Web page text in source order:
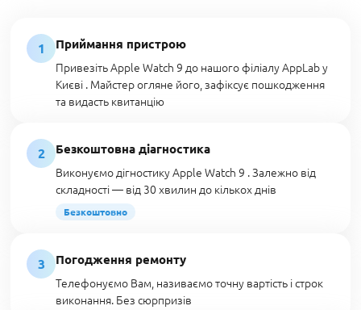
1
Приймання пристрою
Привезіть Apple Watch 9 до нашого філіалу AppLab у
Києві . Майстер огляне його, зафіксує пошкодження
та видасть квитанцію
2
Безкоштовна діагностика
Виконуємо дігностику Apple Watch 9 . Залежно від
складності — від 30 хвилин до кількох днів
Безкоштовно
3
Погодження ремонту
Телефонуємо Вам, називаємо точну вартість і строк
виконання. Без сюрпризів